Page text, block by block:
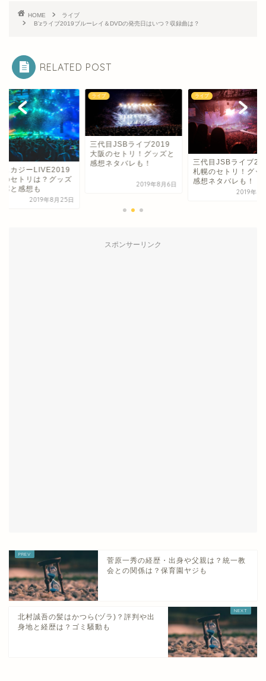
HOME
ライブ
B’zライブ2019ブルーレイ＆DVDの発売日はいつ？収録曲は？
RELATED POST
スカジーLIVE2019
のセトリは？グッズ
席と感想も
2019年8月25日
ライブ
三代目JSBライブ2019
大阪のセトリ！グッズと
感想ネタバレも！
2019年8月6日
ライブ
三代目JSBライブ
札幌のセトリ！グッ
感想ネタバレも！
2019年6
スポンサーリンク
菅原一秀の経歴・出身や父親は？統一教
会との関係は？保育園ヤジも
北村誠吾の髪はかつら(ヅラ)？評判や出
身地と経歴は？ゴミ騒動も